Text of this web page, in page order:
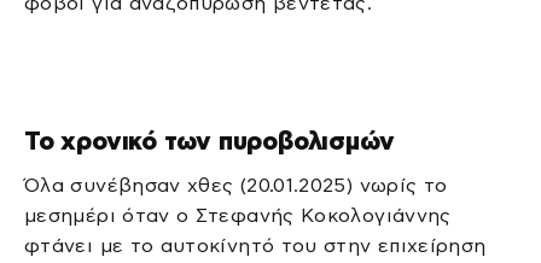
Το χρονικό των πυροβολισμών
Όλα συνέβησαν χθες (20.01.2025) νωρίς το
μεσημέρι όταν ο Στεφανής Κοκολογιάννης
φτάνει με το αυτοκίνητό του στην επιχείρηση